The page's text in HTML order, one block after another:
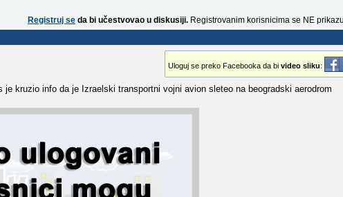
Registruj se da bi učestvovao u diskusiji. Registrovanim korisnicima se NE
Uloguj se preko Facebooka da bi video sliku:
je kruzio info da je Izraelski transportni vojni avion sleteo na beogradski aerodrom